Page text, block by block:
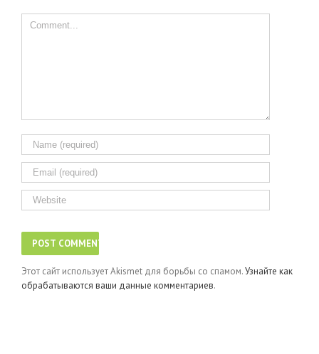
Этот сайт использует Akismet для борьбы со спамом.Узнайте как
обрабатываются ваши данные комментариев.